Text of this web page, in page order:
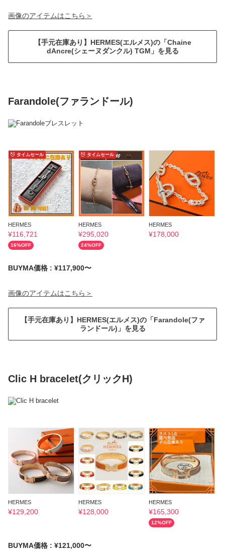
画像のアイテムはこちら＞
【手元在庫あり】HERMES(エルメス)の「Chaine
dAncre(シェーヌダンクル) TGM」を見る
Farandole(ファランドール)
タイムセール
HERMES
¥116,721
16%OFF
タイムセール
HERMES
¥295,020
24%OFF
HERMES
¥178,000
BUYMA価格 : ¥117,900〜
画像のアイテムはこちら＞
【手元在庫あり】HERMES(エルメス)の「Farandole(ファ
ランドール)」を見る
Clic H bracelet(クリックH)
HERMES
¥129,200
HERMES
¥128,000
HERMES
¥165,300
12%OFF
BUYMA価格 : ¥121,000〜